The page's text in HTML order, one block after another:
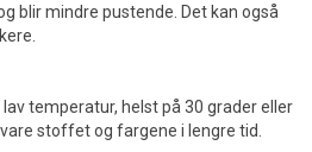
blir mindre pustende. Det kan også
temperatur, helst på 30 grader eller
stoffet og fargene i lengre tid.